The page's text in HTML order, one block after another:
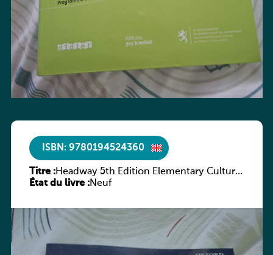
ISBN: 9780194524360
Titre :Headway 5th Edition Elementary Culture
and Literature Companion
État du livre :Neuf